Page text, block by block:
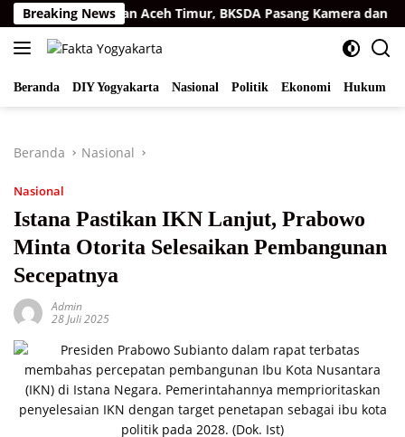
Langsung
ke
konten
Breaking News
Permukiman Aceh Timur, BKSDA Pasang Kamera dan Bagikan
Beranda DIY Yogyakarta Nasional Politik Ekonomi Hukum
Beranda Nasional
Nasional
Istana Pastikan IKN Lanjut, Prabowo
Minta Otorita Selesaikan Pembangunan
Secepatnya
Admin
28 Juli 2025